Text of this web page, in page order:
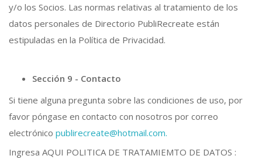
y/o los Socios. Las normas relativas al tratamiento de los
datos personales de Directorio PubliRecreate están
estipuladas en la Política de Privacidad.
Sección 9 - Contacto
Si tiene alguna pregunta sobre las condiciones de uso, por
favor póngase en contacto con nosotros por correo
electrónico publirecreate@hotmail.com.
Ingresa AQUI POLITICA DE TRATAMIEMTO DE DATOS :